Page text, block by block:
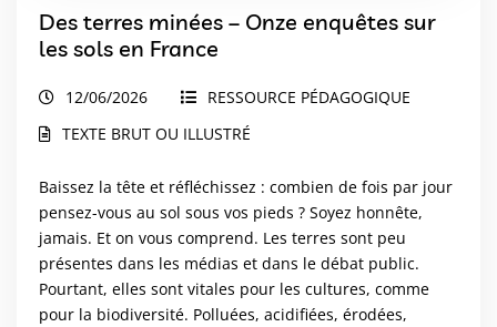
Des terres minées – Onze enquêtes sur
les sols en France
12/06/2026
RESSOURCE PÉDAGOGIQUE
TEXTE BRUT OU ILLUSTRÉ
Baissez la tête et réfléchissez : combien de fois par jour
pensez-vous au sol sous vos pieds ? Soyez honnête,
jamais. Et on vous comprend. Les terres sont peu
présentes dans les médias et dans le débat public.
Pourtant, elles sont vitales pour les cultures, comme
pour la biodiversité. Polluées, acidifiées, érodées,